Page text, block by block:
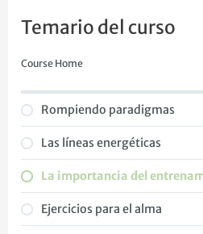
Temario del curso
Course Home
Rompiendo paradigmas
Las líneas energéticas
La importancia del
Ejercicios para el alma